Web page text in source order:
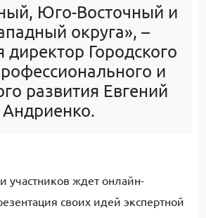
Юго-Восточный и
округа», –
директор Городского
и
развития Евгений
Андриенко.
и участников ждетонлайн-
своих идей экспертной